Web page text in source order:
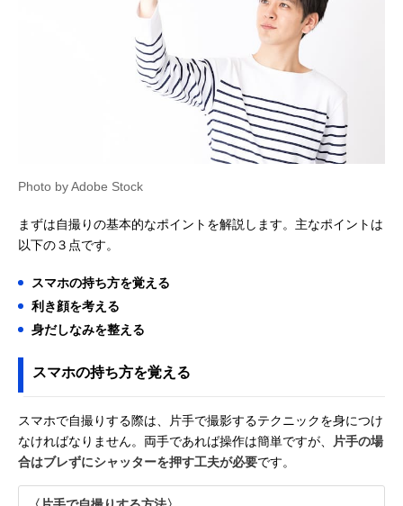
Photo by Adobe Stock
まずは自撮りの基本的なポイントを解説します。主なポイントは
以下の３点です。
スマホの持ち方を覚える
利き顔を考える
身だしなみを整える
スマホの持ち方を覚える
スマホで自撮りする際は、片手で撮影するテクニックを身につけ
なければなりません。両手であれば操作は簡単ですが、
片手の場
合はブレずにシャッターを押す工夫が必要です。